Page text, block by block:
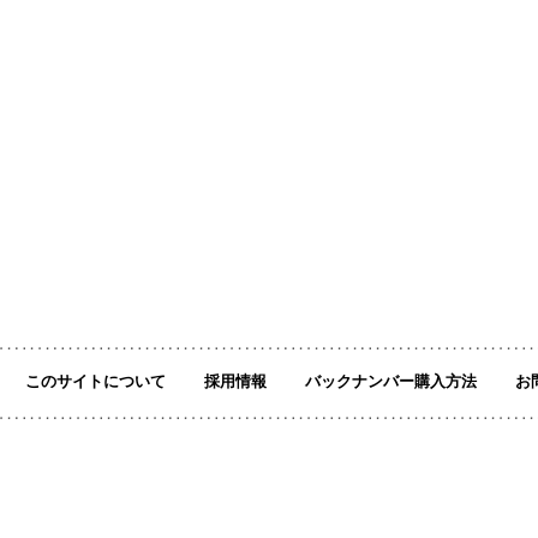
このサイトについて 採用情報 バックナンバー購入方法 お